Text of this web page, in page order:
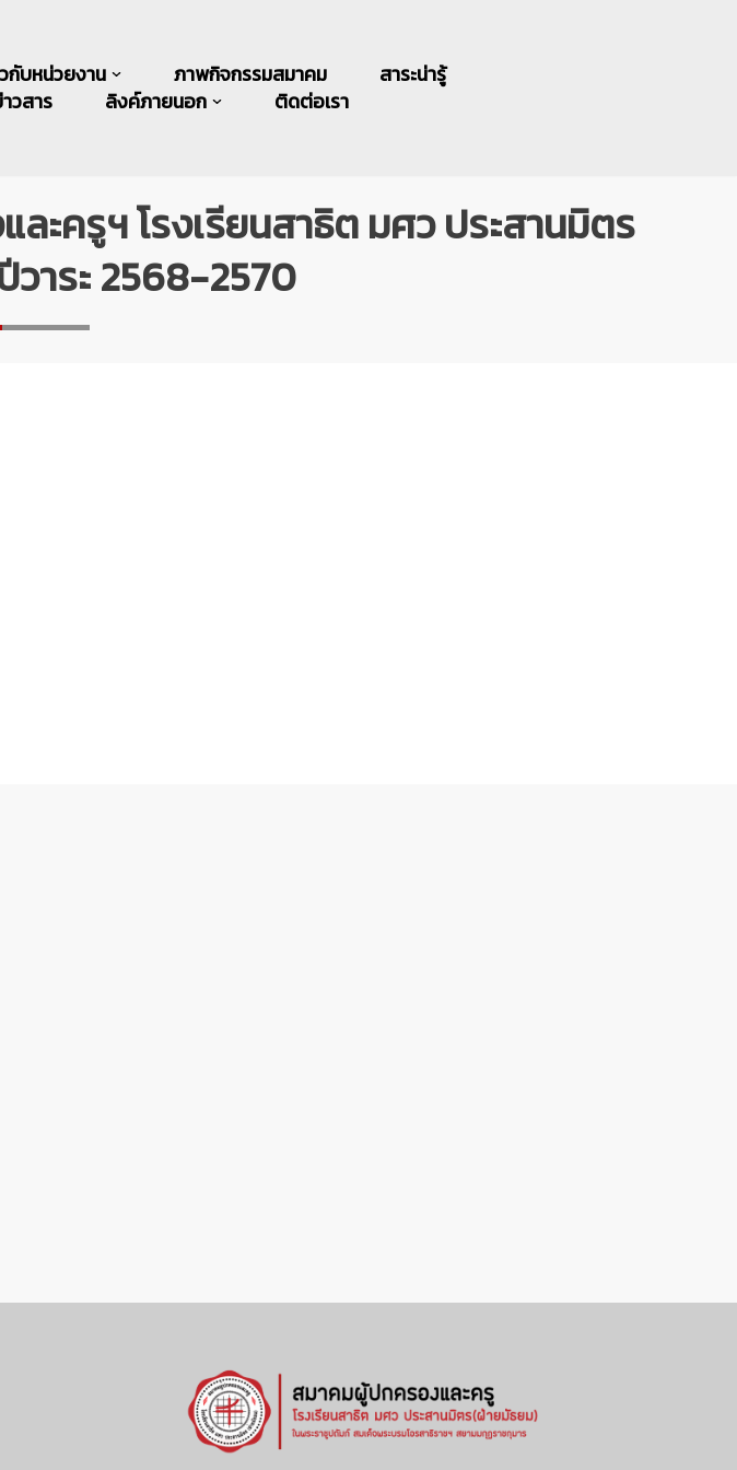
กับหน่วยงาน ภาพกิจกรรมสมาคม
สาระน่ารู้
วสาร
ลิงค์ภายนอก ติดต่อเรา
ครูฯ โรงเรียนสาธิต มศว ประสานมิตร
วาระ 2568-2570